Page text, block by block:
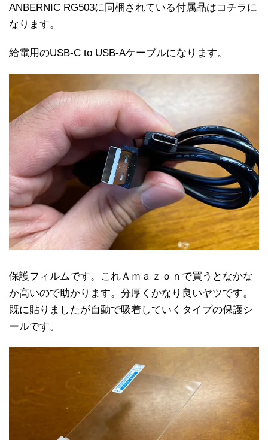
ANBERNIC RG503に同梱されている付属品はコチラに
なります。
給電用のUSB-C to USB-Aケーブルになります。
保護フィルムです。これＡｍａｚｏｎで買うとなかな
か高いので助かります。分厚くかなり良いヤツです。
既に貼りましたが自動で吸着していくタイプの保護シ
ールです。